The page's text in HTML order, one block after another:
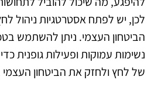
לכן, יש לפתח אסטרטגיות ניהול
הביטחון העצמי. ניתן להשתמש
נשימות עמוקות ופעילות גופנית
של לחץ ולחזק את הביטחון